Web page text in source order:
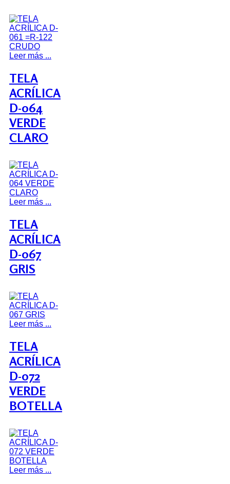
Leer más ...
TELA
ACRÍLICA
D-064
VERDE
CLARO
Leer más ...
TELA
ACRÍLICA
D-067
GRIS
Leer más ...
TELA
ACRÍLICA
D-072
VERDE
BOTELLA
Leer más ...